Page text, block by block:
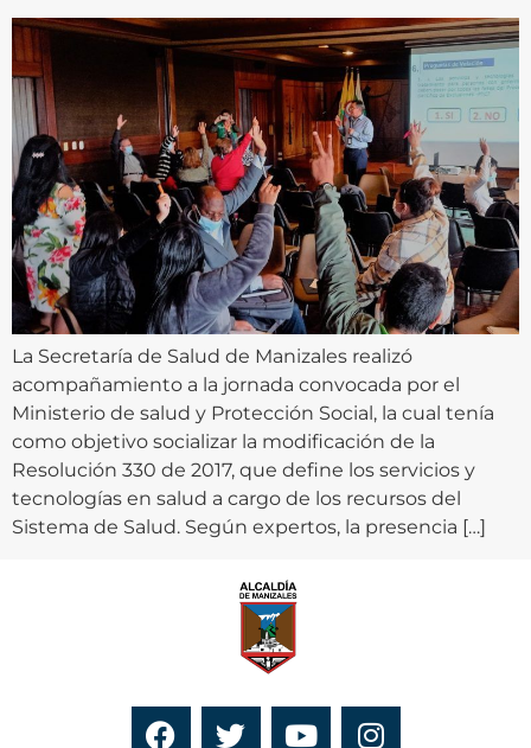
La Secretaría de Salud de Manizales realizó
acompañamiento a la jornada convocada por el
Ministerio de salud y Protección Social, la cual tenía
como objetivo socializar la modificación de la
Resolución 330 de 2017, que define los servicios y
tecnologías en salud a cargo de los recursos del
Sistema de Salud. Según expertos, la presencia […]